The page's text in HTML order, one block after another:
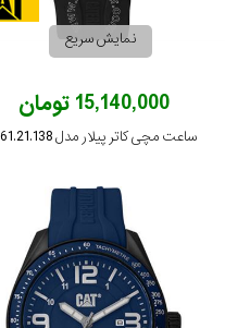
نمایش سریع
15,140,000 تومان
ساعت مچی کاتر پیلار مدل LQ.161.21.138